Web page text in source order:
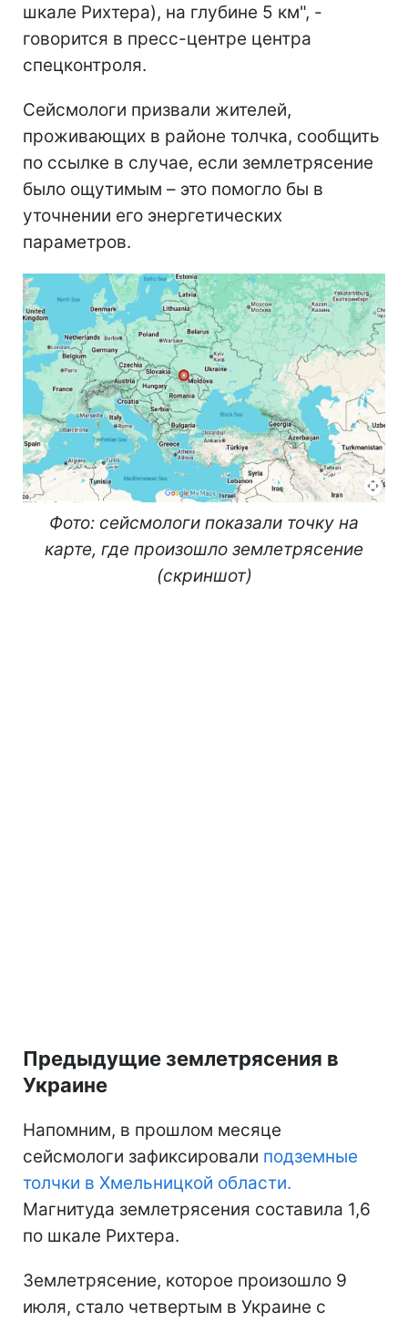
шкале Рихтера), на глубине 5 км", -
говорится в пресс-центре центра
спецконтроля.
Сейсмологи призвали жителей,
проживающих в районе толчка, сообщить
по ссылке в случае, если землетрясение
было ощутимым – это помогло бы в
уточнении его энергетических
параметров.
Фото: сейсмологи показали точку на
карте, где произошло землетрясение
(скриншот)
Предыдущие землетрясения в
Украине
Напомним, в прошлом месяце
сейсмологи зафиксировали подземные
толчки в Хмельницкой области.
Магнитуда землетрясения составила 1,6
по шкале Рихтера.
Землетрясение, которое произошло 9
июля, стало четвертым в Украине с